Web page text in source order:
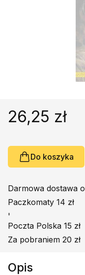
Podręczniki szkolne
Promocja
26,25 zł
Do koszyka
Darmowa dostawa
Paczkomaty 14 zł
'
Poczta Polska 15 zł
Za pobraniem 20 zł
Opis